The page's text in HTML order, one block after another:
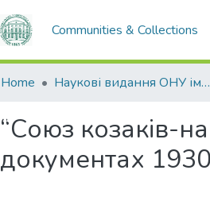
Communities & Collections
Home Наукові видання ОНУ імені І. І. Мечникова
“Союз козаків-
документах